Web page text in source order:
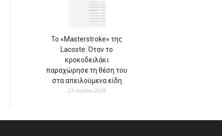
Το «Masterstroke» της
Lacoste: Όταν το
κροκοδειλάκι
παραχώρησε τη θέση του
στα απειλούμενα είδη
23 Ιουλίου 2026